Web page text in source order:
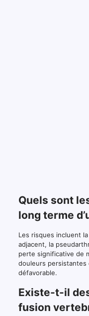
Quels sont
long terme
Les risques incluent
adjacent, la
perte significative de
douleurs persistantes
défavorable.
Existe-t-il
fusion